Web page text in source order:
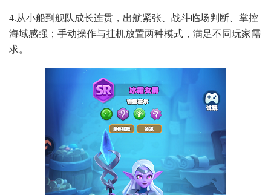
4.从小船到舰队成长连贯，出航紧张、战斗临场判断、掌控
海域感强；手动操作与挂机放置两种模式，满足不同玩家需
求。